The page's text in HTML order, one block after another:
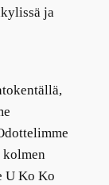
ja
kolmen
U Ko Ko